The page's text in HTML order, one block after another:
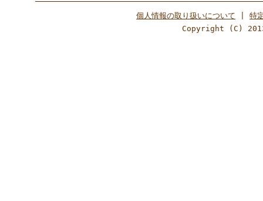
個人情報の取り扱いについて
特
Copyright (C) 2013